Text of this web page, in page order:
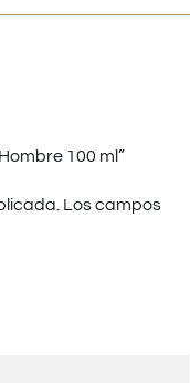
100 ml”
Los campos